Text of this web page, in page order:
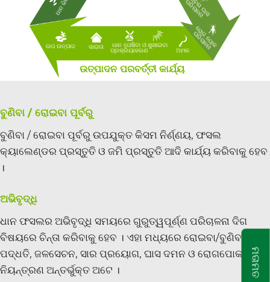
ବ
ପ
ନା
ରୋ
ଗ
ପୋ
କ
ପ
ରି
ଚା
ଳ
ନା
ଉତ୍ପାଦନ ପରବର୍ତ୍ତୀ କାର୍ଯ୍ୟ
ଅମଳ
ଶୁଖାଇବା
ସାଇତା ଧାନ ପେଷିବା ଓ
ପ୍ରକ୍ରିୟାକରଣ
ଉପ ଉତ୍ପାଦ
ବୁଣିବା / ରୋଇବା ପୂର୍ବରୁ
ବୁଣିବା / ରୋଇବା ପୂର୍ବରୁ ଉପଯୁକ୍ତ କିସମ ନିର୍ଣ୍ଣୟ, ଫସଲ
କ୍ୟାଲେଣ୍ଡର ପ୍ରସ୍ତୁତି ଓ ଜମି ପ୍ରସ୍ତୁତି ଆଦି କାର୍ଯ୍ୟ କରିବାକୁ ହେବ
।
ଅଭିବୃଦ୍ଧି
ଧାନ ଫସଲର ଅଭିବୃଦ୍ଧି ସମୟରେ ଗୁରୁତ୍ୱପୂର୍ଣ୍ଣ ପରିଚାଳନା ଦିଗ
ବିଷୟରେ ଚିନ୍ତା କରିବାକୁ ହେବ । ଏହା ମଧ୍ୟରେ ରୋଇବା/ବୁଣିବା
ପଦ୍ଧତି, ଜଳସେଚନ, ସାର ପ୍ରୟୋଗ, ଘାସ ଦମନ ଓ ରୋଗପୋକ
ନିୟନ୍ତ୍ରଣ ଅନ୍ତର୍ଭୁକ୍ତ ଅଟେ ।
ମତାମତ